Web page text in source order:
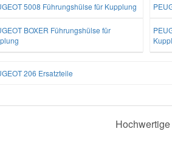
5008 Führungshülse für Kupplung
BOXER Führungshülse für
206 Ersatzteile